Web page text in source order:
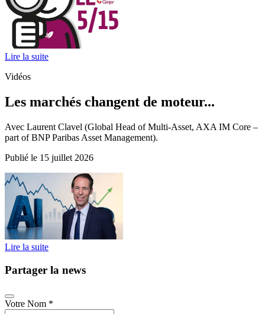
Lire la suite
Vidéos
Les marchés changent de moteur...
Avec Laurent Clavel (Global Head of Multi-Asset, AXA IM Core –
part of BNP Paribas Asset Management).
Publié le 15 juillet 2026
Lire la suite
Partager la news
Votre Nom *